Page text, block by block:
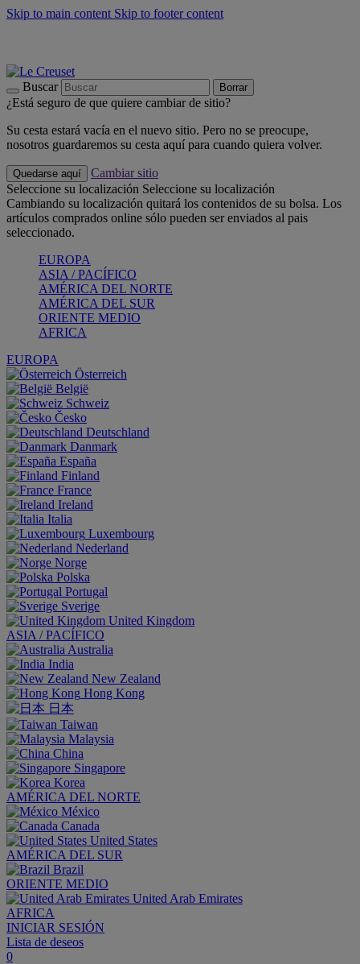
Skip to main content Skip to footer content
Buscar Borrar
¿Está seguro de que quiere cambiar de sitio?
Su cesta estará vacía en el nuevo sitio. Pero no se preocupe,
nosotros guardaremos su cesta aquí para cuando quiera volver.
Quedarse aquí
Cambiar sitio
Seleccione su localización Seleccione su localización
Cambiando su localización quitará los contenidos de su bolsa. Los
artículos comprados online sólo pueden ser enviados al pais
seleccionado.
EUROPA
ASIA / PACÍFICO
AMÉRICA DEL NORTE
AMÉRICA DEL SUR
ORIENTE MEDIO
AFRICA
EUROPA
Österreich
België
Schweiz
Česko
Deutschland
Danmark
España
Finland
France
Ireland
Italia
Luxembourg
Nederland
Norge
Polska
Portugal
Sverige
United Kingdom
ASIA / PACÍFICO
Australia
India
New Zealand
Hong Kong
日本
Taiwan
Malaysia
China
Singapore
Korea
AMÉRICA DEL NORTE
México
Canada
United States
AMÉRICA DEL SUR
Brazil
ORIENTE MEDIO
United Arab Emirates
AFRICA
INICIAR SESIÓN
Lista de deseos
0